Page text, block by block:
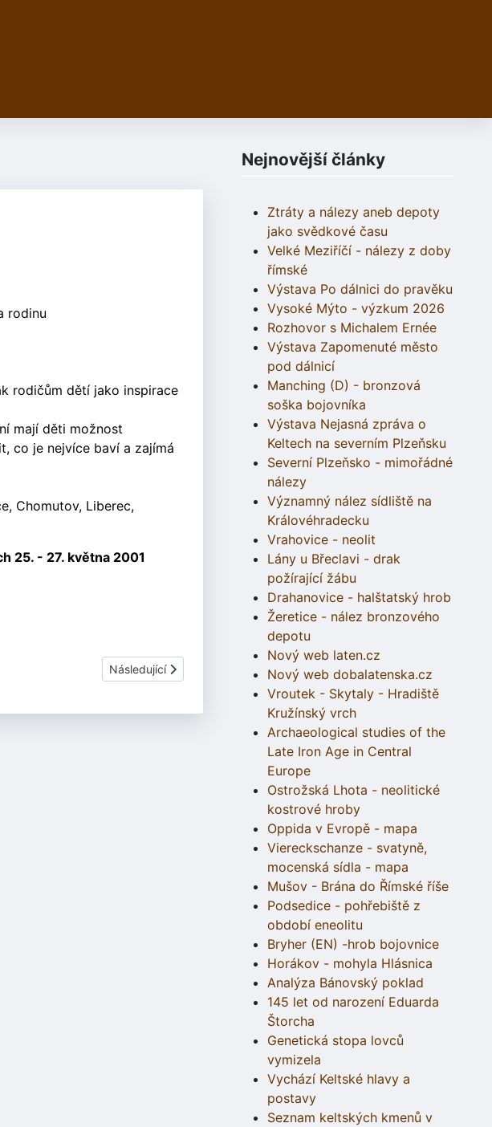
rodinu
rodičům dětí jako inspirace
mají děti možnost
co je nejvíce baví a zajímá
Chomutov, Liberec,
25. - 27. května 2001
Další článek: Výroční zpráva za rok 2000
Následující
Nejnovější články
Ztráty a nálezy aneb depoty
jako svědkové času
Velké Meziříčí - nálezy z doby
římské
Výstava Po dálnici do pravěku
Vysoké Mýto - výzkum 2026
Rozhovor s Michalem Ernée
Výstava Zapomenuté město
pod dálnicí
Manching (D) - bronzová
soška bojovníka
Výstava Nejasná zpráva o
Keltech na severním Plzeňsku
Severní Plzeňsko - mimořádné
nálezy
Významný nález sídliště na
Královéhradecku
Vrahovice - neolit
Lány u Břeclavi - drak
požírající žábu
Drahanovice - halštatský hrob
Žeretice - nález bronzového
depotu
Nový web laten.cz
Nový web dobalatenska.cz
Vroutek - Skytaly - Hradiště
Kružínský vrch
Archaeological studies of the
Late Iron Age in Central
Europe
Ostrožská Lhota - neolitické
kostrové hroby
Oppida v Evropě - mapa
Viereckschanze - svatyně,
mocenská sídla - mapa
Mušov - Brána do Římské říše
Podsedice - pohřebiště z
období eneolitu
Bryher (EN) -hrob bojovnice
Horákov - mohyla Hlásnica
Analýza Bánovský poklad
145 let od narození Eduarda
Štorcha
Genetická stopa lovců
vymizela
Vychází Keltské hlavy a
postavy
Seznam keltských kmenů v